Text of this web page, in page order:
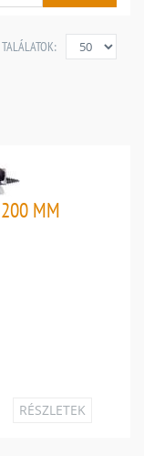
TALÁLATOK:
MM
RÉSZLETEK